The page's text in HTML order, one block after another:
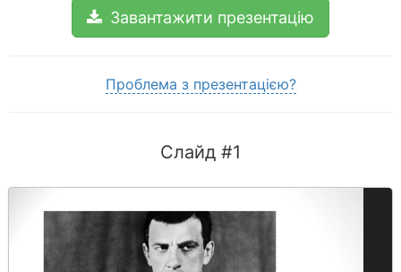
Завантажити презентацію
Проблема з презентацією?
Слайд #1